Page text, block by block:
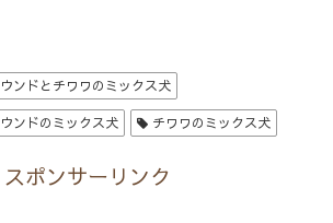
ンドとチワワのミックス犬
ンドのミックス犬 チワワのミックス犬
スポンサーリンク